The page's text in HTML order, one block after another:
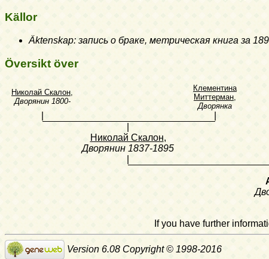
Källor
Äktenskap: запись о браке, метрическая книга за
Översikt över
Николай Скалон
Дворянин 1800-
Клементина
Миттерман
Дворянка
Николай Скалон,
Дворянин 1837-1895
If you have further
Version 6.08 Copyright © 1998-2016